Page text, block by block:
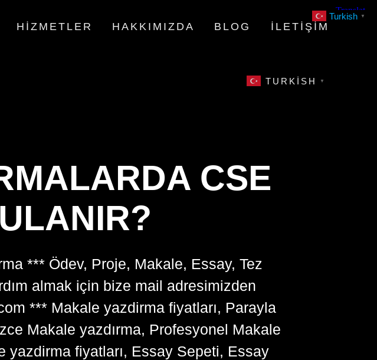
HIZMETLER HAKKIMIZDA BLOG İLETIŞIM
TURKISH ▼
CSE
*** Ödev, Proje, Makale, Essay, Tez
almak için bize mail adresimizden
*** Makale yazdirma fiyatları, Parayla
Makale yazdırma, Profesyonel Makale
yazdirma fiyatları, Essay Sepeti, Essay
Turkish ▼